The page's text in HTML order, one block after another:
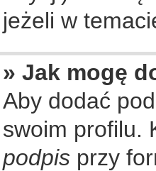
jeżeli w
» Jak mogę
Aby dodać
swoim profilu.
podpis przy